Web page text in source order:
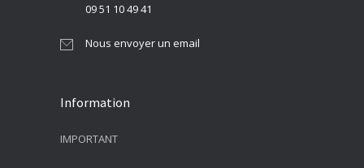
09 51 10 49 41
Nous envoyer un email
Information
IMPORTANT